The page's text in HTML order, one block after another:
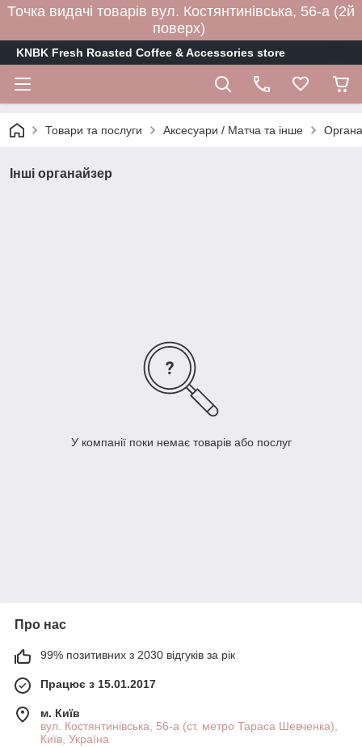
Точка видачі товарів вул. Костянтинівська, 56-а (2й
поверх)
KNBK Fresh Roasted Coffee & Accessories store
Товари та послуги Аксесуари / Матча та інше
Інші органайзер
У компанії поки немає товарів або послуг
Про нас
99% позитивних з 2030 відгуків за рік
Працює з 15.01.2017
м. Київ
вул. Костянтинівська, 56-а (ст. метро Тараса Шевченка),
Київ, Україна